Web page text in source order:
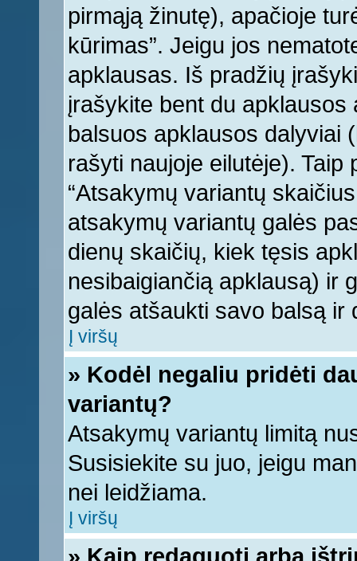
pirmąją žinutę), apačioje
kūrimas”. Jeigu jos
apklausas. Iš pradžių
įrašykite bent du
balsuos apklausos dalyviai
rašyti naujoje eilutėje).
“Atsakymų variantų
atsakymų variantų galės
dienų skaičių, kiek tęsis
nesibaigiančią apklausą) ir
galės atšaukti savo balsą ir
Į viršų
» Kodėl negaliu pridėti
variantų?
Atsakymų variantų limitą
Susisiekite su juo, jeigu
nei leidžiama.
Į viršų